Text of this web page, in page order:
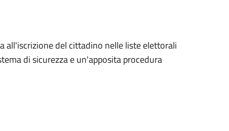
all'iscrizione del cittadino nelle liste elettorali
di sicurezza e un'apposita procedura